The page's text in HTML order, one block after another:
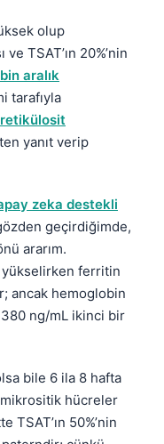
olup
TSAT’ın 20%’nin
aralık
tarafıyla
retikülosit
yanıt verip
zeka destekli
geçirdiğimde,
ararım.
yükselirken ferritin
ancak hemoglobin
380 ng/mL ikinci bir
bile 6 ila 8 hafta
hücreler
TSAT’ın 50%’nin